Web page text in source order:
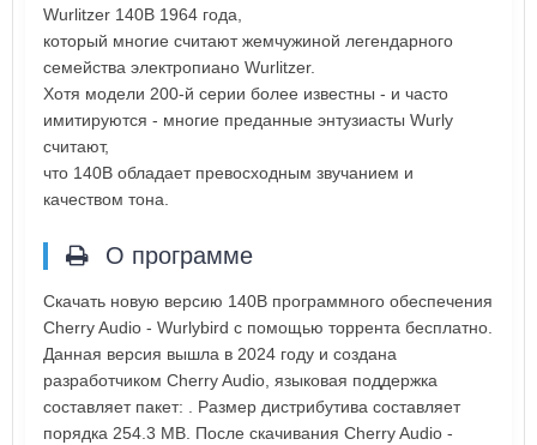
Wurlitzer 140B 1964 года,
который многие считают жемчужиной легендарного
семейства электропиано Wurlitzer.
Хотя модели 200-й серии более известны - и часто
имитируются - многие преданные энтузиасты Wurly
считают,
что 140B обладает превосходным звучанием и
качеством тона.
О программе
Скачать новую версию 140B программного обеспечения
Cherry Audio - Wurlybird с помощью торрента бесплатно.
Данная версия вышла в 2024 году и создана
разработчиком Cherry Audio, языковая поддержка
составляет пакет: . Размер дистрибутива составляет
порядка 254.3 MB. После скачивания Cherry Audio -